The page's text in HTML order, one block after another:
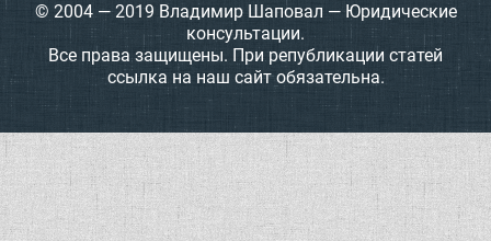
© 2004 — 2019 Владимир Шаповал — Юридические
консультации.
Все права защищены. При републикации статей
ссылка на наш сайт обязательна.